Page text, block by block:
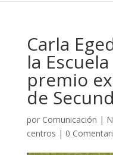
Carla
la
premio
de
por Comunicación |
centros | 0